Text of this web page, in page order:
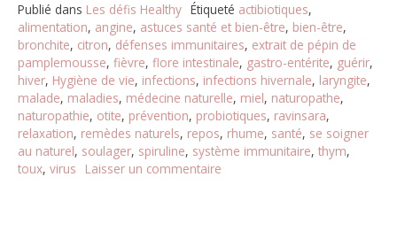
Publié dans Les défis Healthy Étiqueté actibiotiques,
alimentation, angine, astuces santé et bien-être, bien-être,
bronchite, citron, défenses immunitaires, extrait de pépin de
pamplemousse, fièvre, flore intestinale, gastro-entérite, guérir,
hiver, Hygiène de vie, infections, infections hivernale, laryngite,
malade, maladies, médecine naturelle, miel, naturopathe,
naturopathie, otite, prévention, probiotiques, ravinsara,
relaxation, remèdes naturels, repos, rhume, santé, se soigner
au naturel, soulager, spiruline, système immunitaire, thym,
toux, virus Laisser un commentaire